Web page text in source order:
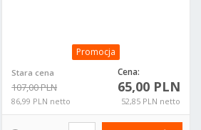
Promocja
Stara cena
107,00 PLN
86,99 PLN netto
Cena:
65,00 PLN
52,85 PLN netto